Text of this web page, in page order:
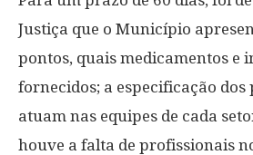
Justiça que o Município
pontos, quais medicamentos e
fornecidos; a especificação
atuam nas equipes de cada
houve a falta de profissionais